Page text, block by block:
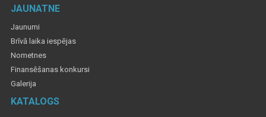
JAUNATNE
Jaunumi
Brīvā laika iespējas
Nometnes
Finansēšanas konkursi
Galerija
KATALOGS